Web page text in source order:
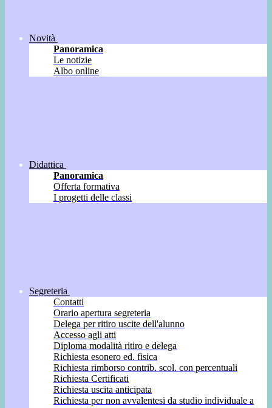
Novità
Panoramica
Le notizie
Albo online
Didattica
Panoramica
Offerta formativa
I progetti delle classi
Segreteria
Contatti
Orario apertura segreteria
Delega per ritiro uscite dell'alunno
Accesso agli atti
Diploma modalità ritiro e delega
Richiesta esonero ed. fisica
Richiesta rimborso contrib. scol. con percentuali
Richiesta Certificati
Richiesta uscita anticipata
Richiesta per non avvalentesi da studio individuale a